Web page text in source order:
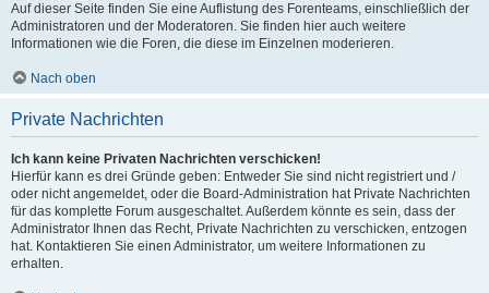
Auf dieser Seite finden Sie eine Auflistung des Forenteams, einschließlich der
Administratoren und der Moderatoren. Sie finden hier auch weitere
Informationen wie die Foren, die diese im Einzelnen moderieren.
Nach oben
Private Nachrichten
Ich kann keine Privaten Nachrichten verschicken!
Hierfür kann es drei Gründe geben: Entweder Sie sind nicht registriert und /
oder nicht angemeldet, oder die Board-Administration hat Private Nachrichten
für das komplette Forum ausgeschaltet. Außerdem könnte es sein, dass der
Administrator Ihnen das Recht, Private Nachrichten zu verschicken, entzogen
hat. Kontaktieren Sie einen Administrator, um weitere Informationen zu
erhalten.